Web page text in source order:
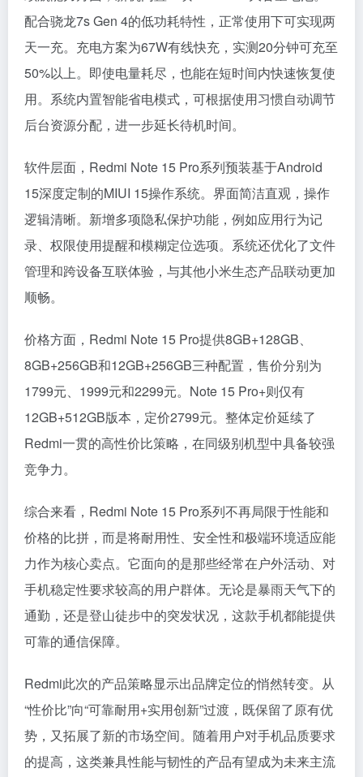
配合骁龙7s Gen 4的低功耗特性，正常使用下可实现两
天一充。充电方案为67W有线快充，实测20分钟可充至
50%以上。即使电量耗尽，也能在短时间内快速恢复使
用。系统内置智能省电模式，可根据使用习惯自动调节
后台资源分配，进一步延长待机时间。
软件层面，Redmi Note 15 Pro系列预装基于Android
15深度定制的MIUI 15操作系统。界面简洁直观，操作
逻辑清晰。新增多项隐私保护功能，例如应用行为记
录、权限使用提醒和模糊定位选项。系统还优化了文件
管理和跨设备互联体验，与其他小米生态产品联动更加
顺畅。
价格方面，Redmi Note 15 Pro提供8GB+128GB、
8GB+256GB和12GB+256GB三种配置，售价分别为
1799元、1999元和2299元。Note 15 Pro+则仅有
12GB+512GB版本，定价2799元。整体定价延续了
Redmi一贯的高性价比策略，在同级别机型中具备较强
竞争力。
综合来看，Redmi Note 15 Pro系列不再局限于性能和
价格的比拼，而是将耐用性、安全性和极端环境适应能
力作为核心卖点。它面向的是那些经常在户外活动、对
手机稳定性要求较高的用户群体。无论是暴雨天气下的
通勤，还是登山徒步中的突发状况，这款手机都能提供
可靠的通信保障。
Redmi此次的产品策略显示出品牌定位的悄然转变。从
“性价比”向“可靠耐用+实用创新”过渡，既保留了原有优
势，又拓展了新的市场空间。随着用户对手机品质要求
的提高，这类兼具性能与韧性的产品有望成为未来主流